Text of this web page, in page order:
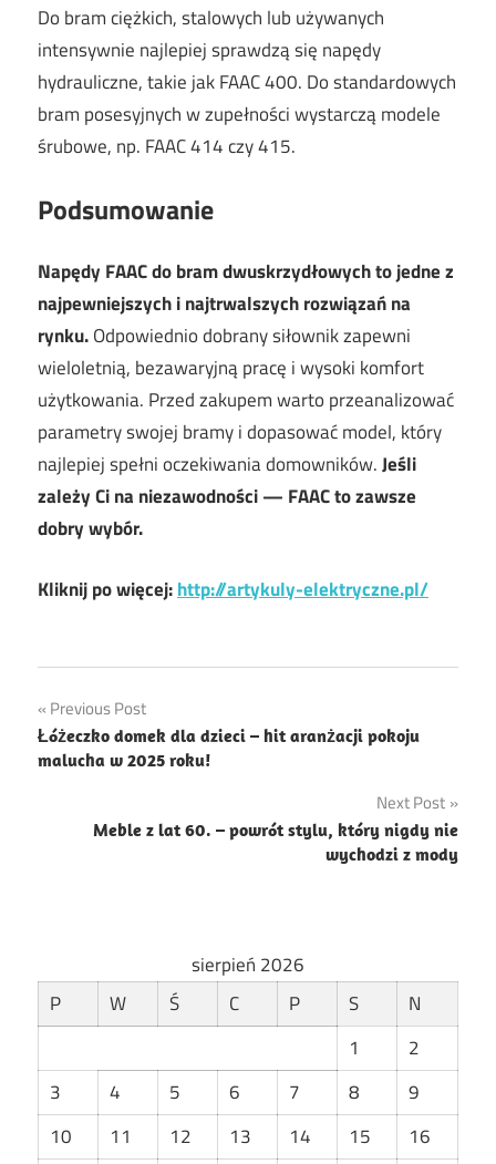
Do bram ciężkich, stalowych lub używanych
intensywnie najlepiej sprawdzą się napędy
hydrauliczne, takie jak FAAC 400. Do standardowych
bram posesyjnych w zupełności wystarczą modele
śrubowe, np. FAAC 414 czy 415.
Podsumowanie
Napędy FAAC do bram dwuskrzydłowych to jedne z
najpewniejszych i najtrwalszych rozwiązań na
rynku.Odpowiednio dobrany siłownik zapewni
wieloletnią, bezawaryjną pracę i wysoki komfort
użytkowania. Przed zakupem warto przeanalizować
parametry swojej bramy i dopasować model, który
najlepiej spełni oczekiwania domowników.Jeśli
zależy Ci na niezawodności — FAAC to zawsze
dobry wybór.
Kliknij po więcej:http://artykuly-elektryczne.pl/
Nawigacja
wpisu
Previous Post
Łóżeczko domek dla dzieci – hit aranżacji pokoju
malucha w 2025 roku!
Next Post
Meble z lat 60. – powrót stylu, który nigdy nie
wychodzi z mody
sierpień 2026
P
W Ś C P S
N
1
2
3
4 5 6 7 8
9
10
11 12 13 14 15
16